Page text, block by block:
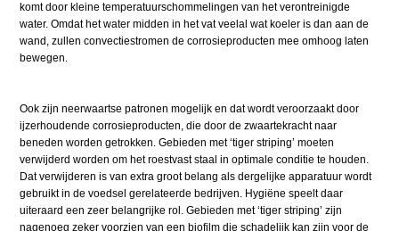
komt door kleine temperatuurschommelingen van het verontreinigde
water. Omdat het water midden in het vat veelal wat koeler is dan aan de
wand, zullen convectiestromen de corrosieproducten mee omhoog laten
bewegen.
Ook zijn neerwaartse patronen mogelijk en dat wordt veroorzaakt door
ijzerhoudende corrosieproducten, die door de zwaartekracht naar
beneden worden getrokken. Gebieden met ‘tiger striping’ moeten
verwijderd worden om het roestvast staal in optimale conditie te houden.
Dat verwijderen is van extra groot belang als dergelijke apparatuur wordt
gebruikt in de voedsel gerelateerde bedrijven. Hygiëne speelt daar
uiteraard een zeer belangrijke rol. Gebieden met ‘tiger striping’ zijn
nagenoeg zeker voorzien van een biofilm die schadelijk kan zijn voor de